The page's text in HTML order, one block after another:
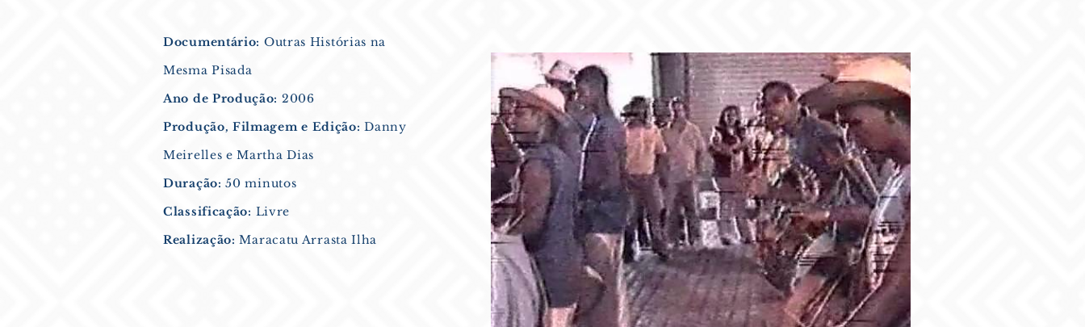
Documentário: Outras Histórias na
Mesma Pisada
Ano de Produção: 2006
Produção, Filmagem e Edição: Danny
Meirelles e Martha Dias
Duração: 50 minutos
Classificação: Livre
Realização: Maracatu Arrasta Ilha